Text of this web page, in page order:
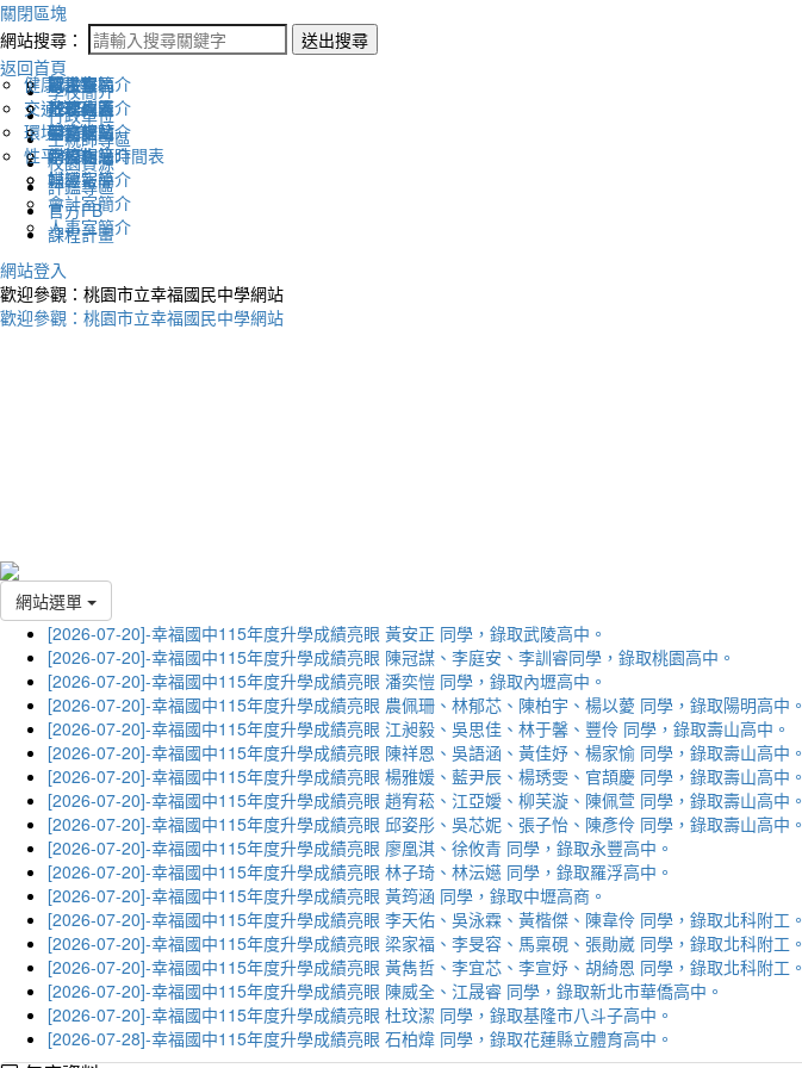
關閉區塊
網站搜尋：
送出搜尋
返回首頁
學校簡介
認識幸福
地理位置
英文網站
幸福相簿
媒體報導
行政單位
校長室簡介
教務處簡介
學務處簡介
總務處簡介
輔導室簡介
會計室簡介
人事室簡介
生親師專區
新生專區
升學專區
圖書館藏
學校作息時間表
校園資源
電子報
下載列表
評鑑專區
健康促進
交通安全
環境教育
性平教育
官方FB
課程計畫
網站登入
歡迎參觀：桃園市立幸福國民中學網站
歡迎參觀：桃園市立幸福國民中學網站
網站選單
[2026-07-20]-幸福國中115年度升學成績亮眼 黃安正 同學，錄取武陵高中。
[2026-07-20]-幸福國中115年度升學成績亮眼 陳冠謀、李庭安、李訓睿同學，錄取桃園高中。
[2026-07-20]-幸福國中115年度升學成績亮眼 潘奕愷 同學，錄取內壢高中。
[2026-07-20]-幸福國中115年度升學成績亮眼 農佩珊、林郁芯、陳柏宇、楊以薆 同學，錄取陽明高中。
[2026-07-20]-幸福國中115年度升學成績亮眼 江昶毅、吳思佳、林于馨、豐伶 同學，錄取壽山高中。
[2026-07-20]-幸福國中115年度升學成績亮眼 陳祥恩、吳語涵、黃佳妤、楊家愉 同學，錄取壽山高中。
[2026-07-20]-幸福國中115年度升學成績亮眼 楊雅媛、藍尹辰、楊琇雯、官頡慶 同學，錄取壽山高中。
[2026-07-20]-幸福國中115年度升學成績亮眼 趙宥菘、江亞嬡、柳芙漩、陳佩萱 同學，錄取壽山高中。
[2026-07-20]-幸福國中115年度升學成績亮眼 邱姿彤、吳芯妮、張子怡、陳彥伶 同學，錄取壽山高中。
[2026-07-20]-幸福國中115年度升學成績亮眼 廖凰淇、徐攸青 同學，錄取永豐高中。
[2026-07-20]-幸福國中115年度升學成績亮眼 林子琦、林沄嬨 同學，錄取羅浮高中。
[2026-07-20]-幸福國中115年度升學成績亮眼 黃筠涵 同學，錄取中壢高商。
[2026-07-20]-幸福國中115年度升學成績亮眼 李天佑、吳泳霖、黃楷傑、陳韋伶 同學，錄取北科附工。
[2026-07-20]-幸福國中115年度升學成績亮眼 梁家福、李旻容、馬稟硯、張勛崴 同學，錄取北科附工。
[2026-07-20]-幸福國中115年度升學成績亮眼 黃雋哲、李宜芯、李宣妤、胡綺恩 同學，錄取北科附工。
[2026-07-20]-幸福國中115年度升學成績亮眼 陳威全、江晟睿 同學，錄取新北市華僑高中。
[2026-07-20]-幸福國中115年度升學成績亮眼 杜玟潔 同學，錄取基隆市八斗子高中。
[2026-07-28]-幸福國中115年度升學成績亮眼 石柏煒 同學，錄取花蓮縣立體育高中。